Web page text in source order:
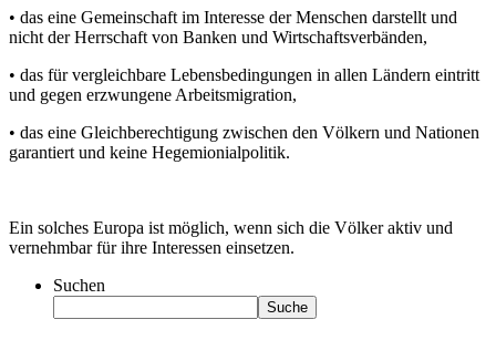
• das eine Gemeinschaft im Interesse der Menschen darstellt und
nicht der Herrschaft von Banken und Wirtschaftsverbänden,
• das für vergleichbare Lebensbedingungen in allen Ländern eintritt
und gegen erzwungene Arbeitsmigration,
• das eine Gleichberechtigung zwischen den Völkern und Nationen
garantiert und keine Hegemionialpolitik.
Ein solches Europa ist möglich, wenn sich die Völker aktiv und
vernehmbar für ihre Interessen einsetzen.
Suchen
Suche